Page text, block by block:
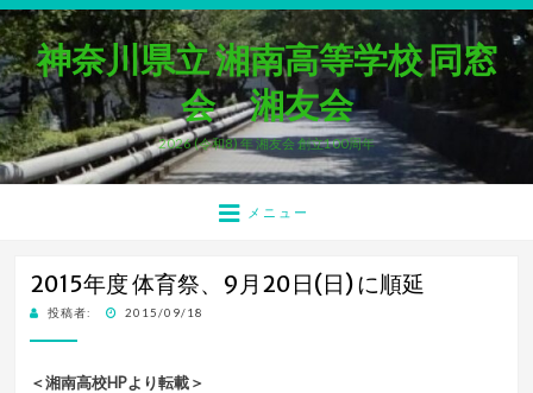
神奈川県立 湘南高等学校 同窓
会 湘友会
2026 (令和8) 年 湘友会 創立100周年
メニュー
2015年度 体育祭、9月20日(日) に順延
投稿者:
投 2015/09/18
＜湘南高校HPより転載＞